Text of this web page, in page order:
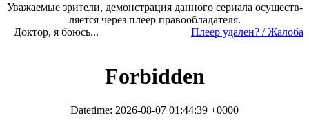
Ува­жае­мые зри­те­ли, де­мон­ст­ра­ция дан­но­го се­риа­ла осу­ще­ст­в­
ля­ет­ся че­рез пле­ер пра­во­об­ла­да­те­ля.
Доктор, я боюсь...
Пле­ер уда­лен? / Жа­ло­ба